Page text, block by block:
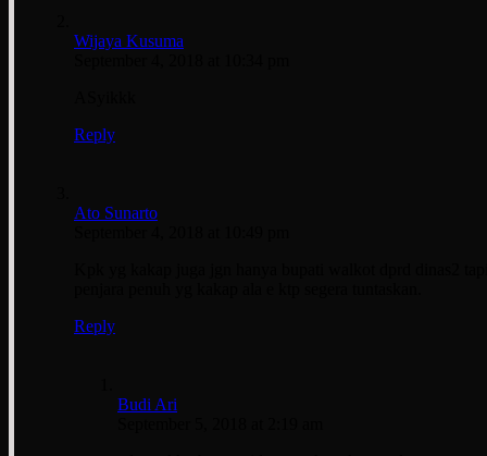
Wijaya Kusuma
Reply
Ato Sunarto
Reply
Budi Ari